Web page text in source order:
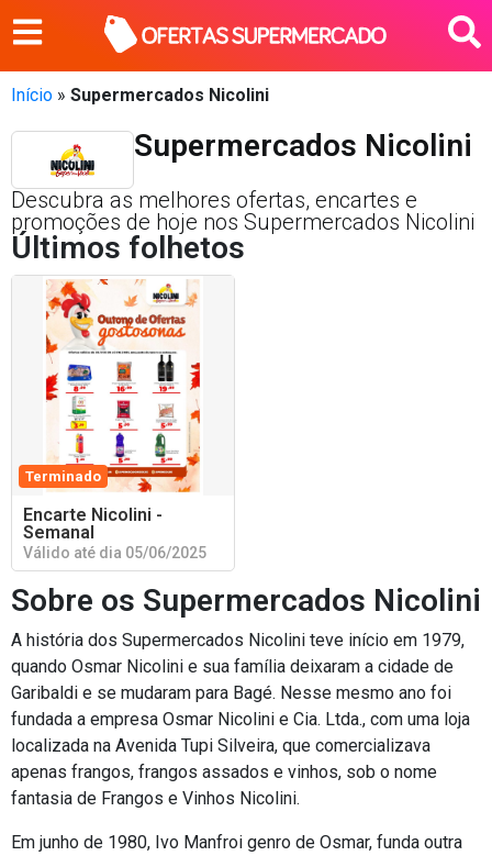
Início » Supermercados Nicolini
Supermercados Nicolini
Descubra as melhores ofertas, encartes e
promoções de hoje nos Supermercados Nicolini
Últimos folhetos
Terminado
Encarte Nicolini -
Semanal
Válido até dia 05/06/2025
Sobre os Supermercados Nicolini
A história dos Supermercados Nicolini teve início em 1979,
quando Osmar Nicolini e sua família deixaram a cidade de
Garibaldi e se mudaram para Bagé. Nesse mesmo ano foi
fundada a empresa Osmar Nicolini e Cia. Ltda., com uma loja
localizada na Avenida Tupi Silveira, que comercializava
apenas frangos, frangos assados e vinhos, sob o nome
fantasia de Frangos e Vinhos Nicolini.
Em junho de 1980, Ivo Manfroi genro de Osmar, funda outra